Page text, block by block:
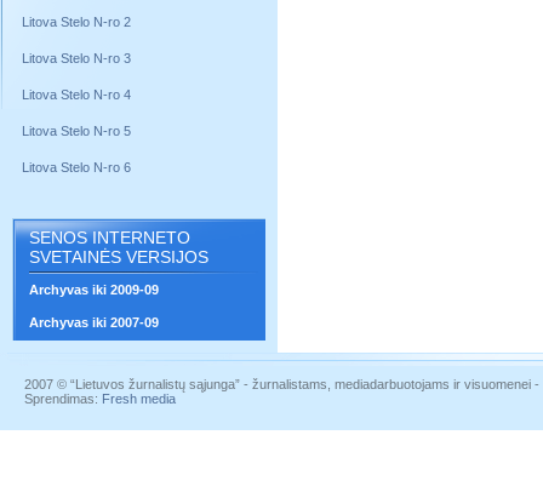
Litova Stelo N-ro 2
Litova Stelo N-ro 3
Litova Stelo N-ro 4
Litova Stelo N-ro 5
Litova Stelo N-ro 6
SENOS INTERNETO
SVETAINĖS VERSIJOS
Archyvas iki 2009-09
Archyvas iki 2007-09
2007 © “Lietuvos žurnalistų sąjunga” - žurnalistams, mediadarbuotojams ir visuomenei
Sprendimas: Fresh media